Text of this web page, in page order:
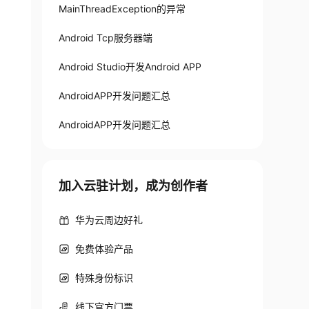
MainThreadException的异常
Android Tcp服务器端
Android Studio开发Android APP
AndroidAPP开发问题汇总
AndroidAPP开发问题汇总
加入云驻计划，成为创作者
华为云周边好礼
免费体验产品
特殊身份标识
线下官方门票